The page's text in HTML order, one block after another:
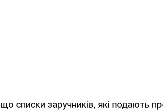
списки заручників, які подають